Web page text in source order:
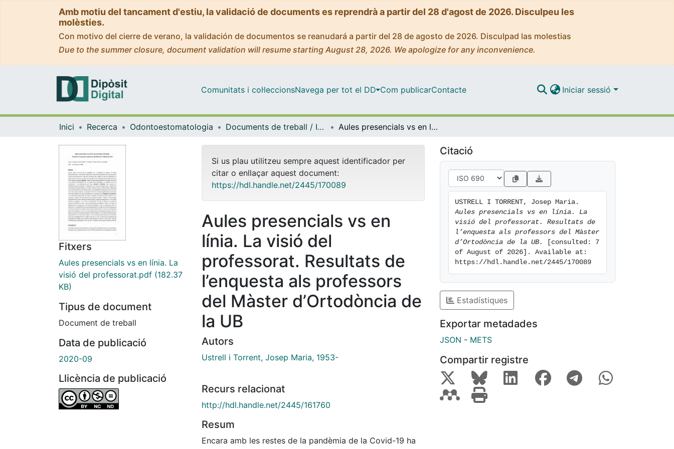
Amb motiu del tancament d'estiu, la validació de documents es reprendrà a partir del 28 d'agost de 2026. Disculpeu les
molèsties.
Con motivo del cierre de verano, la validación de documentos se reanudará a partir del 28 de agosto de 2026. Disculpad las molestias
Due to the summer closure, document validation will resume starting August 28, 2026. We apologize for any inconvenience.
Comunitats i col·leccionsNavega per tot el DD Com publicarContacte Iniciar sessió
Inici Recerca Odontoestomatologia Documents de treball / Informes (Odontoestomatologia) Aules presencials vs en línia. La visió del professorat. Resultats de l’enquesta als professors del Màster d’Ortodòncia de la UB
Fitxers
Aules presencials vs en línia. La
visió del professorat.pdf (182.37
KB)
Tipus de document
Document de treball
Data de publicació
2020-09
Llicència de publicació
Si us plau utilitzeu sempre aquest identificador per
citar o enllaçar aquest document:
https://hdl.handle.net/2445/170089
Aules presencials vs en
línia. La visió del
professorat. Resultats de
l’enquesta als professors
del Màster d’Ortodòncia de
la UB
Autors
Ustrell i Torrent, Josep Maria, 1953-
Recurs relacionat
http://hdl.handle.net/2445/161760
Resum
Encara amb les restes de la pandèmia de la Covid-19 ha
Citació
Aules presencials vs en línia. La
visió del professorat. Resultats de
l’enquesta als professors del Màster
d’Ortodòncia de la UB.
[consulted: 7
of August of 2026]. Available at:
https://hdl.handle.net/2445/170089
Estadístiques
Exportar metadades
JSON - METS
Compartir registre